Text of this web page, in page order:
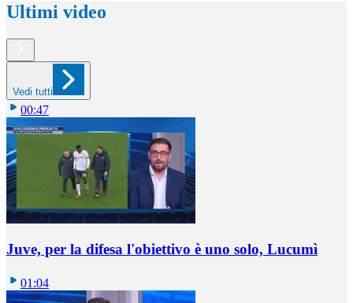
Ultimi video
Vedi tutti
00:47
Juve, per la difesa l'obiettivo è uno solo, Lucumì
01:04